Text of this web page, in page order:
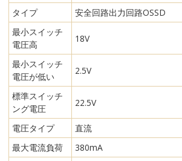
タイプ
安全回路出力回路OSSD
最小スイッチ
電圧高
18V
最小スイッチ
電圧が低い
2.5V
標準スイッチ
ング電圧
22.5V
電圧タイプ
直流
最大電流負荷
380mA